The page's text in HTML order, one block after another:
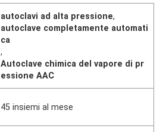
autoclavi ad alta pressione,
autoclave completamente automati
ca
,
Autoclave chimica del vapore di pr
essione AAC
45 insiemi al mese